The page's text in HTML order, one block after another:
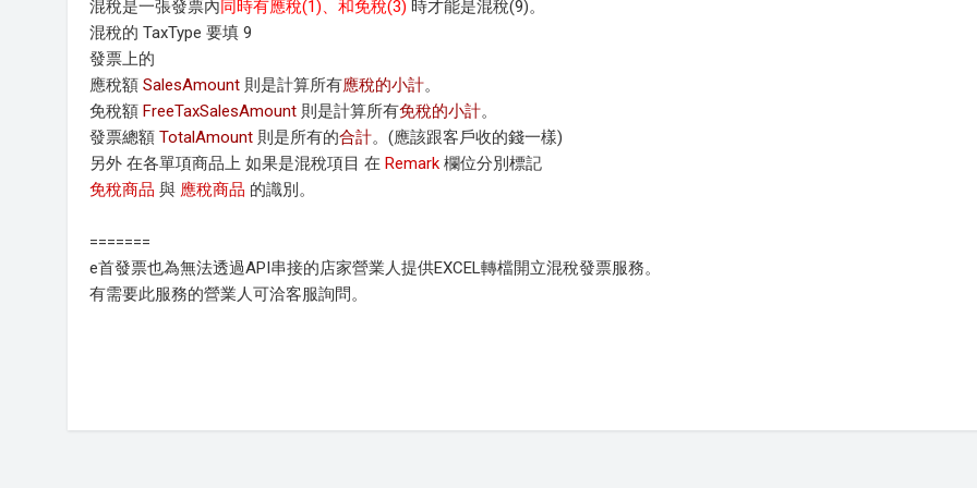
混稅是一張發票內同時有應稅(1)、和免稅(3) 時才能是混稅(9)。
混稅的 TaxType 要填 9
發票上的
應稅額 SalesAmount 則是計算所有應稅的小計。
免稅額 FreeTaxSalesAmount 則是計算所有免稅的小計。
發票總額 TotalAmount 則是所有的合計。(應該跟客戶收的錢一樣)
另外 在各單項商品上 如果是混稅項目 在 Remark 欄位分別標記
免稅商品 與 應稅商品 的識別。
=======
e首發票也為無法透過API串接的店家營業人提供EXCEL轉檔開立混稅發票服務。
有需要此服務的營業人可洽客服詢問。